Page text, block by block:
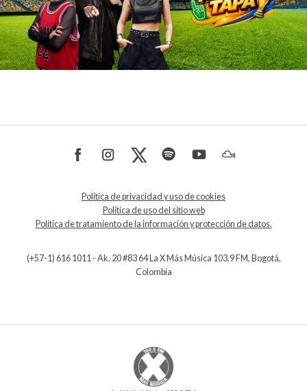
Política de privacidad y uso de cookies
Política de uso del sitio web
Política de tratamiento de la información y protección de datos.
(+57-1) 616 1011 - Ak. 20 #83 64 La X Más Música 103.9 FM, Bogotá,
Colombia